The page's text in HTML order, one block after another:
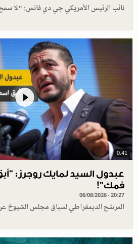
نائب الرئيس الأمريكي جي دي فانس: "لا
0.41
عبدول السيد لمايك روجرز:
فمك"!
06/08/2026 - 20:27
المرشح الديمقراطي لسباق مجلس الشيوخ